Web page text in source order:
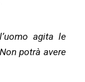
agita le
potrà avere